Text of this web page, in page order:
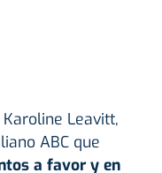
Leavitt,
ABC que
a favor y en